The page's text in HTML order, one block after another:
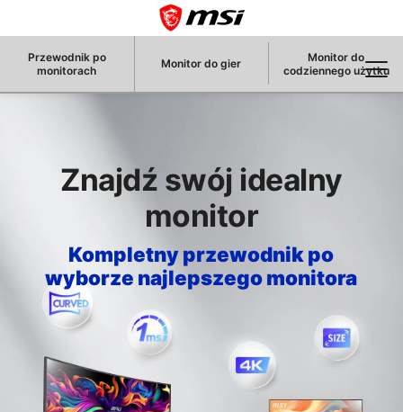
Przewodnik po
monitorach
Monitor do gier
Monitor do
codziennego użytku
Znajdź swój idealny
monitor
Kompletny przewodnik po
wyborze najlepszego monitora